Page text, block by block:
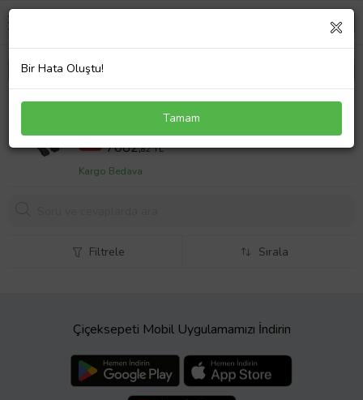
Fiat Freemont 2011-2015 Arası ile uyumlu ACE-1
Ara Atkı Tavan Barı SİYAH 3 ADET BAR
%20 8853,53 TL
7082,82 TL
Kargo Bedava
Filtrele Sırala
Çiçeksepeti Mobil Uygulamamızı İndirin
Bir Hata Oluştu!
Tamam